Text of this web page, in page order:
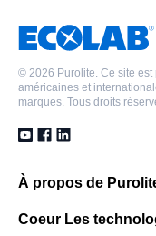
© 2026 Purolite. Ce site
américaines et
marques. Tous droits
À propos de
Coeur Les